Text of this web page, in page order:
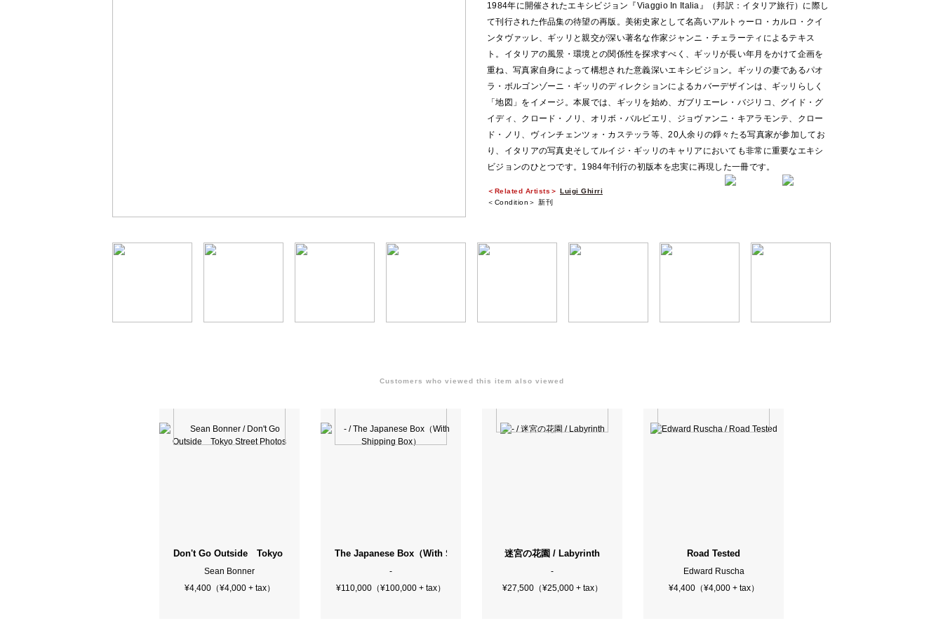
1984年に開催されたエキシビジョン『Viaggio In Italia』（邦訳：イタリア旅行）に際し
て刊行された作品集の待望の再版。美術史家として名高いアルトゥーロ・カルロ・クイ
ンタヴァッレ、ギッリと親交が深い著名な作家ジャンニ・チェラーティによるテキス
ト。イタリアの風景・環境との関係性を探求すべく、ギッリが長い年月をかけて企画を
重ね、写真家自身によって構想された意義深いエキシビジョン。ギッリの妻であるパオ
ラ・ボルゴンゾーニ・ギッリのディレクションによるカバーデザインは、ギッリらしく
「地図」をイメージ。本展では、ギッリを始め、ガブリエーレ・バジリコ、グイド・グ
イディ、クロード・ノリ、オリボ・バルビエリ、ジョヴァンニ・キアラモンテ、クロー
ド・ノリ、ヴィンチェンツォ・カステッラ等、20人余りの錚々たる写真家が参加してお
り、イタリアの写真史そしてルイジ・ギッリのキャリアにおいても非常に重要なエキシ
ビジョンのひとつです。1984年刊行の初版本を忠実に再現した一冊です。
＜Related Artists＞ Luigi Ghirri
＜Condition＞ 新刊
Customers who viewed this item also viewed
Don't Go Outside Tokyo Street Photos
Sean Bonner
¥4,400（¥4,000 + tax）
The Japanese Box（With Shipping Box）
-
¥110,000（¥100,000 + tax）
迷宮の花園 / Labyrinth
-
¥27,500（¥25,000 + tax）
Road Tested
Edward Ruscha
¥4,400（¥4,000 + tax）